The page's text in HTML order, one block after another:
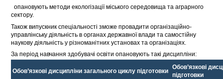
 опановують методи екологізації міського середовища та аграрного
сектору.
Також випускник спеціальності зможе провадити організаційно-
управлінську діяльність в органах державної влади та самостійну
наукову діяльність у різноманітних установах та організаціях.
За період навчання здобувачі освіти опановують такі дисципліни:
Обов’язкові дисципліни загального циклу підготовки
Обов’язкові
підготовки